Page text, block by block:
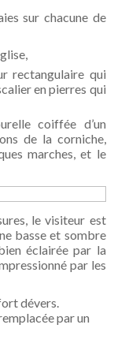
sur chacune de
rectangulaire qui
en pierres qui
coiffée d’un
de la corniche,
marches, et le
le visiteur est
basse et sombre
éclairée par la
par les
dévers.
par un